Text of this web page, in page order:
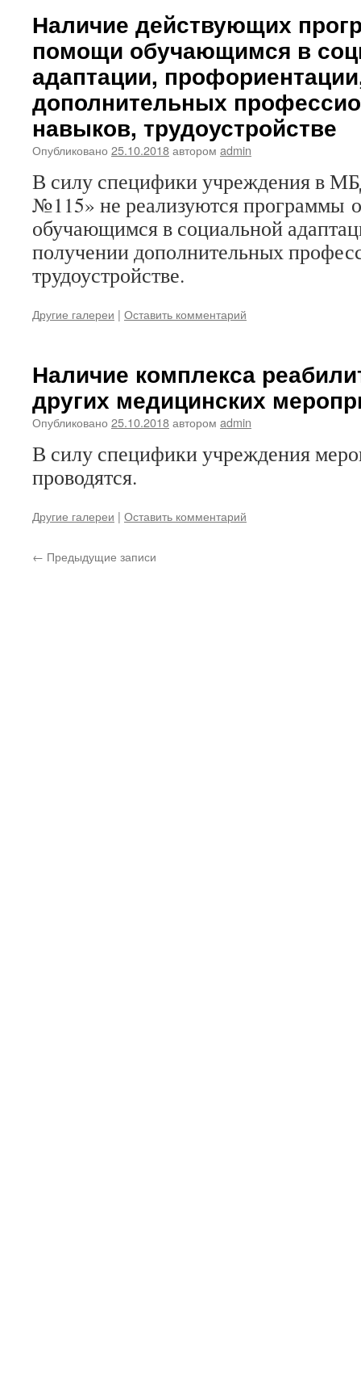
Наличие действующих
помощи обучающимся в
адаптации,
дополнительных
навыков, трудоустройстве
Опубликовано 25.10.2018автором admin
В силу специфики учреждения в
№115» не реализуются программы
обучающимся в социальной
получении дополнительных
трудоустройстве.
Другие галереи | Оставить комментарий
Наличие комплекса
других медицинских
Опубликовано 25.10.2018автором admin
В силу специфики учреждения
проводятся.
Другие галереи | Оставить комментарий
← Предыдущие записи